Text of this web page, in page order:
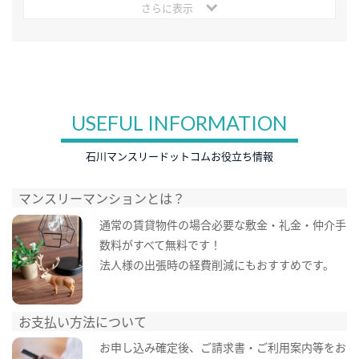
さらに表示
USEFUL INFORMATION
石川マンスリードットコムお役立ち情報
マンスリーマンションとは？
通常の賃貸物件の場合必要な敷金・礼金・仲介手
数料がすべて無料です！
法人様の出張時の経費削減にもおすすめです。
お支払い方法について
お申し込み確定後、ご請求書・ご利用案内等をお